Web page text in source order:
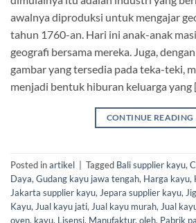
awalnya diproduksi untuk mengajar
tahun 1760-an. Hari ini anak-anak
geografi bersama mereka. Juga,
gambar yang tersedia pada teka-teki,
menjadi bentuk hiburan keluarga yang
CONTINUE READING
Posted inartikel Tagged Bali supplier kayu,
Daya,Gudang kayu jawa tengah, Harga kayu,
Jakarta supplier kayu,Jepara supplier kayu,
Kayu,Jual kayu jati,Jual kayu murah,Jual
oven, kayu, Lisensi, Manufaktur,oleh, Pabrik